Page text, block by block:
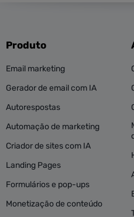
Produto
Email marketing
Gerador de email com IA
Autorespostas
Automação de marketing
Criador de sites com IA
Landing Pages
Formulários e pop-ups
Monetização de conteúdo